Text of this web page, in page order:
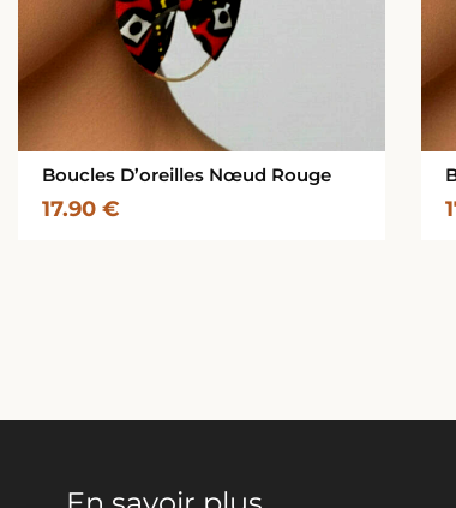
Boucles D’oreilles Nœud Rouge
17.90 €